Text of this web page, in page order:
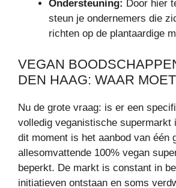
Ondersteuning: Door hier
steun je ondernemers die
richten op de plantaardige
VEGAN
DEN HAAG: WAAR
Nu de grote vraag: is er een
volledig veganistische supermarkt
dit moment is het aanbod van één
allesomvattende 100% vegan
beperkt. De markt is constant in
initiatieven ontstaan en soms